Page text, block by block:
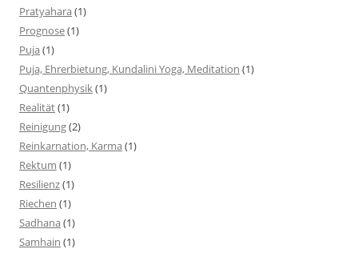
Pratyahara(1)
Prognose(1)
Puja(1)
Puja, Ehrerbietung, Kundalini Yoga, Meditation (1)
Quantenphysik(1)
Realität(1)
Reinigung(2)
Reinkarnation, Karma(1)
Rektum (1)
Resilienz(1)
Riechen (1)
Sadhana(1)
Samhain (1)